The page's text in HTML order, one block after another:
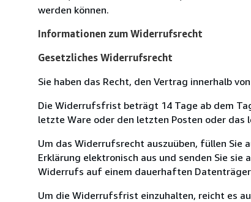
werden können.
Informationen zum Widerrufsrecht
Gesetzliches Widerrufsrecht
Sie haben das Recht, den Vertrag innerhalb
Die Widerrufsfrist beträgt 14 Tage ab dem
letzte Ware oder den letzten Posten oder das
Um das Widerrufsrecht auszuüben, füllen Sie
Erklärung elektronisch aus und senden Sie sie
Widerrufs auf einem dauerhaften Datenträger
Um die Widerrufsfrist einzuhalten, reicht es